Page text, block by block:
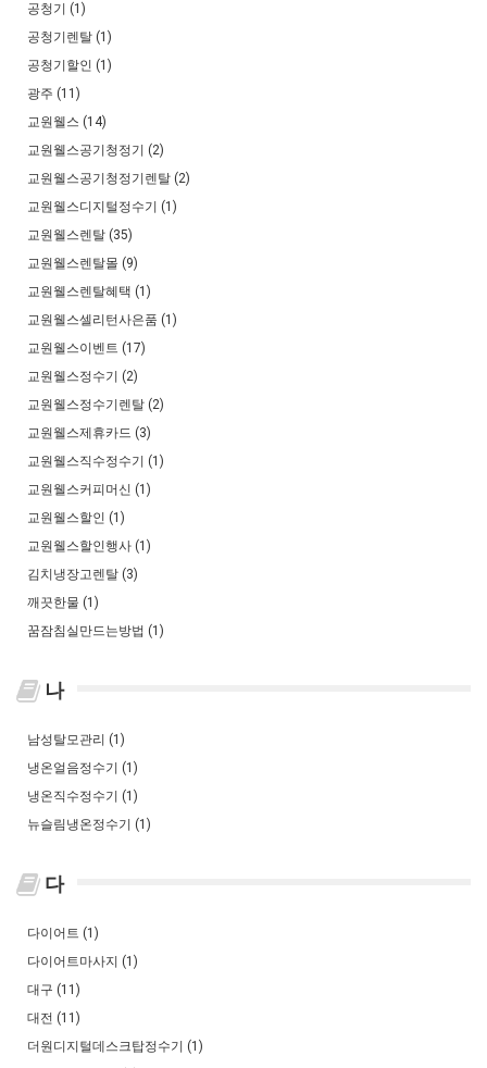
공청기 (1)
공청기렌탈 (1)
공청기할인 (1)
광주 (11)
교원웰스 (14)
교원웰스공기청정기 (2)
교원웰스공기청정기렌탈 (2)
교원웰스디지털정수기 (1)
교원웰스렌탈 (35)
교원웰스렌탈몰 (9)
교원웰스렌탈혜택 (1)
교원웰스셀리턴사은품 (1)
교원웰스이벤트 (17)
교원웰스정수기 (2)
교원웰스정수기렌탈 (2)
교원웰스제휴카드 (3)
교원웰스직수정수기 (1)
교원웰스커피머신 (1)
교원웰스할인 (1)
교원웰스할인행사 (1)
김치냉장고렌탈 (3)
깨끗한물 (1)
꿈잠침실만드는방법 (1)
나
남성탈모관리 (1)
냉온얼음정수기 (1)
냉온직수정수기 (1)
뉴슬림냉온정수기 (1)
다
다이어트 (1)
다이어트마사지 (1)
대구 (11)
대전 (11)
더원디지털데스크탑정수기 (1)